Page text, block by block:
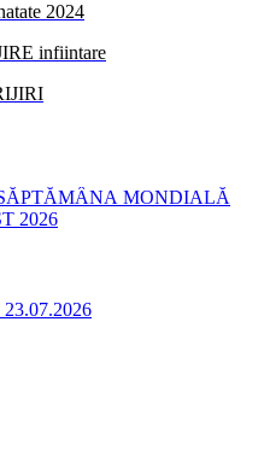
2024
infiintare
MONDIALĂ
2026